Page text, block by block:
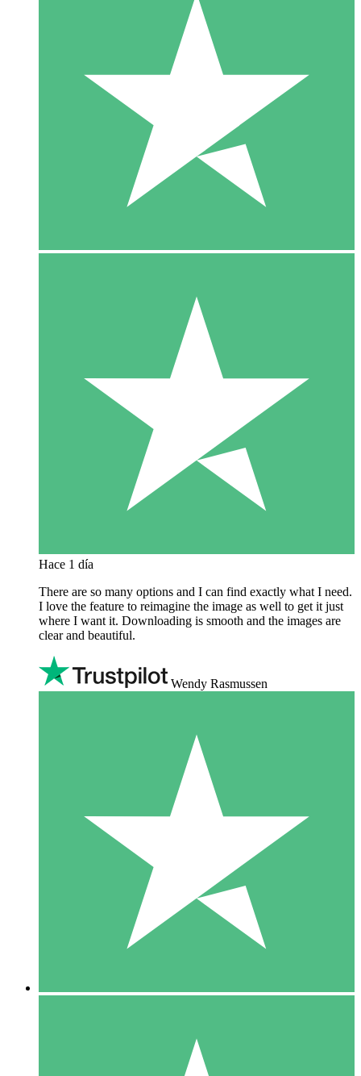
Hace 1 día
There are so many options and I can find exactly what I need.
I love the feature to reimagine the image as well to get it just
where I want it. Downloading is smooth and the images are
clear and beautiful.
Wendy Rasmussen